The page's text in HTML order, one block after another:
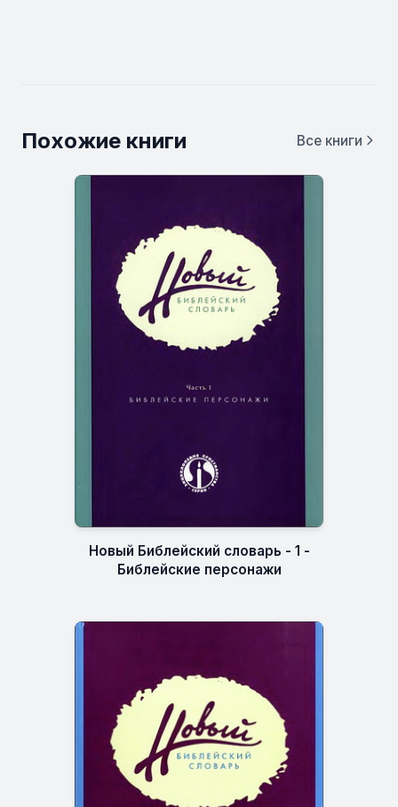
Похожие книги Все книги
Новый Библейский словарь - 1 -
Библейские персонажи